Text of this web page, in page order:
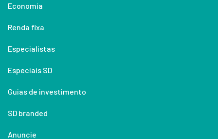
Economia
Renda fixa
Especialistas
Especiais SD
Guias de investimento
SD branded
Anuncie